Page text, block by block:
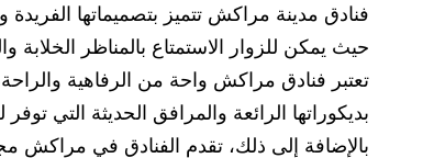
فنادق مدينة مراكش تتميز بتصميماتها الفريدة
حيث يمكن للزوار الاستمتاع بالمناظر الخلابة
تعتبر فنادق مراكش واحة من الرفاهية
بديكوراتها الرائعة والمرافق الحديثة التي
بالإضافة إلى ذلك، تقدم الفنادق في مراكش